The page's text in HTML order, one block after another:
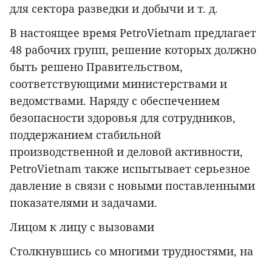
для сектора разведки и добычи и т. д.
В настоящее время PetroVietnam предлагает
48 рабочих групп, решение которых должно
быть решено Правительством,
соответствующими министерствами и
ведомствами. Наряду с обеспечением
безопасности здоровья для сотрудников,
поддержанием стабильной
производственной и деловой активности,
PetroVietnam также испытывает серьезное
давление в связи с новыми поставленными
показателями и задачами.
Лицом к лицу c вызовами
Столкнувшись со многими трудностями, на